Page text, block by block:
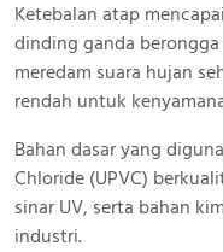
Ketebalan atap
dinding ganda
meredam suara hujan
rendah untuk
Bahan dasar yang
Chloride (UPVC)
sinar UV, serta bahan
industri.